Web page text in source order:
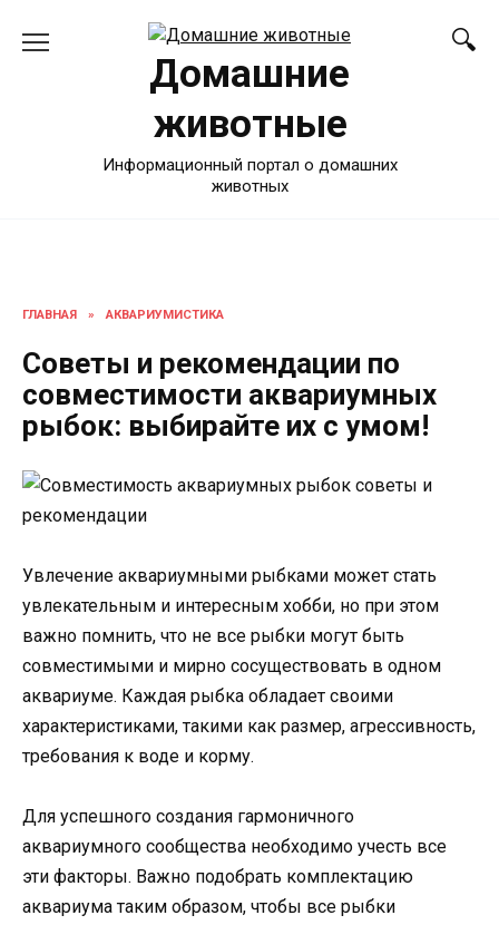
Домашние
животные
Информационный портал о домашних
животных
ГЛАВНАЯ » АКВАРИУМИСТИКА
Советы и рекомендации по
совместимости аквариумных
рыбок: выбирайте их с умом!
Увлечение аквариумными рыбками может стать
увлекательным и интересным хобби, но при этом
важно помнить, что не все рыбки могут быть
совместимыми и мирно сосуществовать в одном
аквариуме. Каждая рыбка обладает своими
характеристиками, такими как размер, агрессивность,
требования к воде и корму.
Для успешного создания гармоничного
аквариумного сообщества необходимо учесть все
эти факторы. Важно подобрать комплектацию
аквариума таким образом, чтобы все рыбки